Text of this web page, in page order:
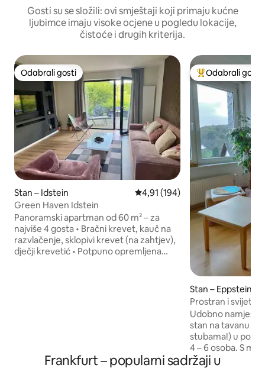
Gosti su se složili: ovi smještaji koji primaju kućne
ljubimce imaju visoke ocjene u pogledu lokacije,
čistoće i drugih kriterija.
Odabrali gosti
Odabrali gosti
Stan – Idstein Prosječna ocjena: 4,91/5,
4,91 (194)
Green Haven Idstein
Panoramski apartman od 60 m² – za
najviše 4 gosta • Bračni krevet, kauč na
razvlačenje, sklopivi krevet (na zahtjev),
dječji krevetić • Potpuno opremljena
min do zračne luke Frankfurt i
Wiesbadena • 2 km do autoceste • U
Među najviše
Odabrali gosti
Stan – Eppstein
Prostran i
Taunus
Udobno
stan na tavanu
stubama!) u
4 – 6 osoba. S
kosim stropovima
Frankfurt – popularni sadržaji u